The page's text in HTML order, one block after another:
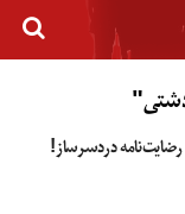
رضایت‌نامه دردسرساز!